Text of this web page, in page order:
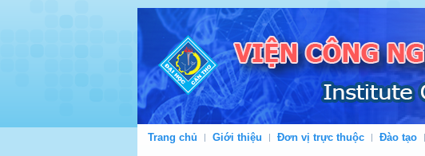
Trang chủ Giới thiệu Đơn vị trực thuộc Đào tạo